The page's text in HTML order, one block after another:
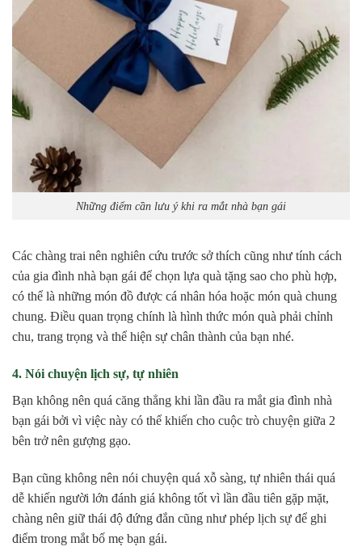
Những điểm cần lưu ý khi ra mắt nhà bạn gái
Các chàng trai nên nghiên cứu trước sở thích cũng như tính cách
của gia đình nhà bạn gái để chọn lựa quà tặng sao cho phù hợp,
có thể là những món đồ được cá nhân hóa hoặc món quà chung
chung. Điều quan trọng chính là hình thức món quà phải chỉnh
chu, trang trọng và thể hiện sự chân thành của bạn nhé.
4. Nói chuyện lịch sự, tự nhiên
Bạn không nên quá căng thẳng khi lần đầu ra mắt gia đình nhà
bạn gái bởi vì việc này có thể khiến cho cuộc trò chuyện giữa 2
bên trở nên gượng gạo.
Bạn cũng không nên nói chuyện quá xỗ sàng, tự nhiên thái quá
dễ khiến người lớn đánh giá không tốt vì lần đầu tiên gặp mặt,
chàng nên giữ thái độ đứng đắn cũng như phép lịch sự để ghi
điểm trong mắt bố mẹ bạn gái.